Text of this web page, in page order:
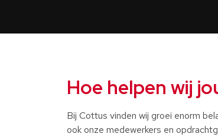
Hoe helpen wij
Bij Cottus vinden wij groei enorm
ook onze medewerkers en